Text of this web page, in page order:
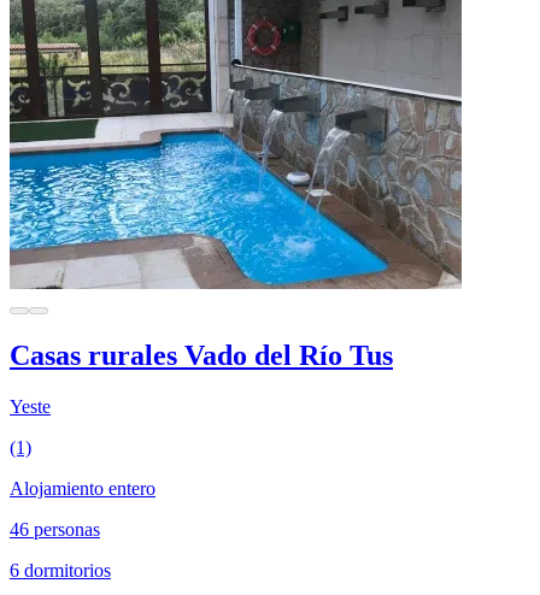
Casas rurales Vado del Río Tus
Yeste
(1)
Alojamiento entero
46 personas
6 dormitorios